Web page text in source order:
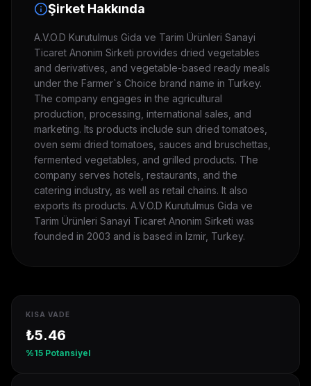
Şirket Hakkında
A.V.O.D Kurutulmus Gida ve Tarim Ürünleri Sanayi
Ticaret Anonim Sirketi provides dried vegetables
and derivatives, and vegetable-based ready meals
under the Farmer`s Choice brand name in Turkey.
The company engages in the agricultural
production, processing, international sales, and
marketing. Its products include sun dried tomatoes,
oven semi dried tomatoes, sauces and bruschettas,
fermented vegetables, and grilled products. The
company serves hotels, restaurants, and the
catering industry, as well as retail chains. It also
exports its products. A.V.O.D Kurutulmus Gida ve
Tarim Ürünleri Sanayi Ticaret Anonim Sirketi was
founded in 2003 and is based in Izmir, Turkey.
KISA VADE
₺5.46
%15 Potansiyel